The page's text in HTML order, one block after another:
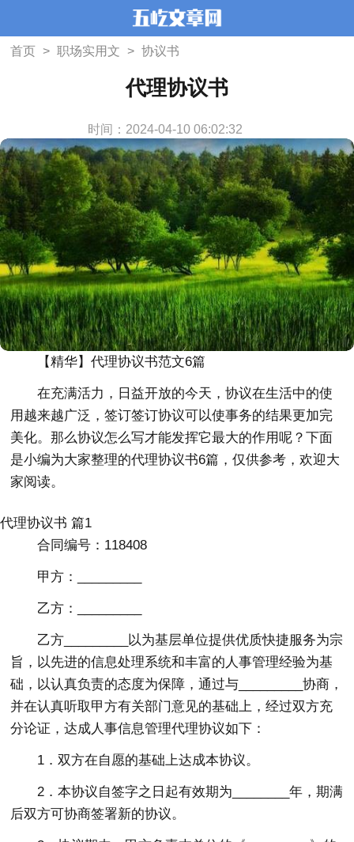
首页 > 职场实用文 > 协议书
代理协议书
时间：2024-04-10 06:02:32
【精华】代理协议书范文6篇
在充满活力，日益开放的今天，协议在生活中的使
用越来越广泛，签订签订协议可以使事务的结果更加完
美化。那么协议怎么写才能发挥它最大的作用呢？下面
是小编为大家整理的代理协议书6篇，仅供参考，欢迎大
家阅读。
代理协议书 篇1
合同编号：118408
甲方：_________
乙方：_________
乙方_________以为基层单位提供优质快捷服务为宗
旨，以先进的信息处理系统和丰富的人事管理经验为基
础，以认真负责的态度为保障，通过与_________协商，
并在认真听取甲方有关部门意见的基础上，经过双方充
分论证，达成人事信息管理代理协议如下：
1．双方在自愿的基础上达成本协议。
2．本协议自签字之日起有效期为________年，期满
后双方可协商签署新的协议。